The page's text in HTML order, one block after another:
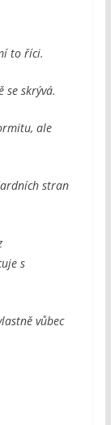
to říci.
se skrývá.
ale
stran
s
vůbec